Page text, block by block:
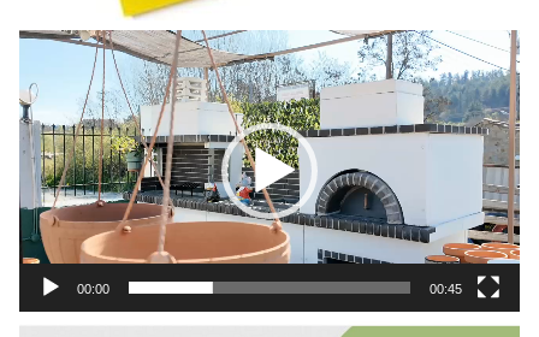
Πρόγραμμα
Αναπαραγωγής
Βίντεο
00:00 00:45